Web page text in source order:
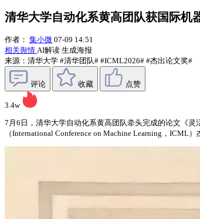
清华大学自动化系黄高团队获国际机
作者： 集小微 07-09 14:51
相关舆情 AI解读 生成海报
来源：清华大学 #清华团队# #ICML2026# #杰出论文奖#
评论 收藏 点赞
3.4w
7月6日，清华大学自动化系黄高团队牵头完成的论文《灵
（International Conference on Machine Learning，ICML